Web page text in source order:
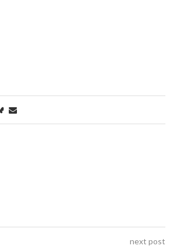
next post